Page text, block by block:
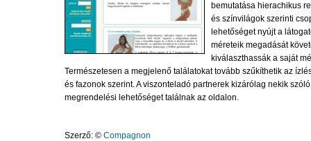
bemutatása hierachikus
és színvilágok szerinti
lehetőséget nyújt a
méreteik megadását
kiválaszthassák a saját
Természetesen a megjelenő találatokat tovább szűkíthetik az
és fazonok szerint. A viszonteladó partnerek kizárólag nekik
megrendelési lehetőséget találnak az oldalon.
Szerző: © Compagnon